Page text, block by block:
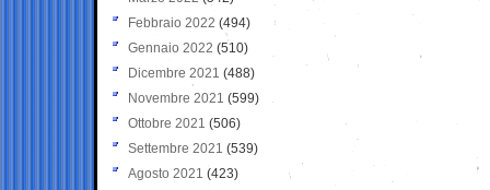
Febbraio 2022 (494)
Gennaio 2022 (510)
Dicembre 2021 (488)
Novembre 2021 (599)
Ottobre 2021 (506)
Settembre 2021 (539)
Agosto 2021 (423)